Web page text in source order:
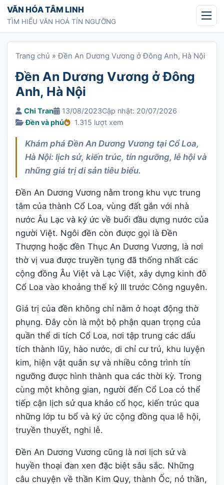
Chuyển tới nội dung
VĂN HÓA TÂM LINH
TÌM HIỂU VĂN HOÁ TÍN NGƯỠNG
Trang chủ »Đền An Dương Vương ở Đông Anh, Hà Nội
Đền An Dương Vương ở Đông
Anh, Hà Nội
Chi Tran 13/08/2023Cập nhật: 20/07/2026
Đền và phủ
1.315 lượt xem
Khám phá Đền An Dương Vương tại Cổ Loa,
Hà Nội: lịch sử, kiến trúc, tín ngưỡng, lễ hội và
những giá trị di sản tiêu biểu.
Đền An Dương Vương nằm trong khu vực trung
tâm của thành Cổ Loa, vùng đất gắn với nhà
nước Âu Lạc và ký ức về buổi đầu dựng nước của
người Việt. Ngôi đền còn được gọi là Đền
Thượng hoặc đền Thục An Dương Vương, là nơi
thờ vị vua được truyền tụng đã thống nhất các
cộng đồng Âu Việt và Lạc Việt, xây dựng kinh đô
Cổ Loa vào khoảng thế kỷ III trước Công nguyên.
Giá trị của đền không chỉ nằm ở hoạt động thờ
phụng. Đây còn là một bộ phận quan trọng của
quần thể di tích Cổ Loa, nơi tập trung các dấu
tích thành lũy, hào nước, di chỉ cư trú, khu luyện
kim, hiện vật quân sự và nhiều công trình tín
ngưỡng được hình thành qua các thời kỳ. Trong
cùng một không gian, người đến Cổ Loa có thể
tiếp cận lịch sử qua khảo cổ học, kiến trúc qua
những lớp tu bổ và ký ức cộng đồng qua lễ hội,
truyền thuyết, nghi lễ.
Đền An Dương Vương cũng là nơi lịch sử và
huyền thoại đan xen đặc biệt sâu sắc. Những
câu chuyện về thần Kim Quy, thành Ốc, nỏ thần,